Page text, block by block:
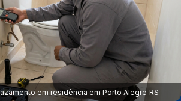
em residência em Porto Alegre‑RS